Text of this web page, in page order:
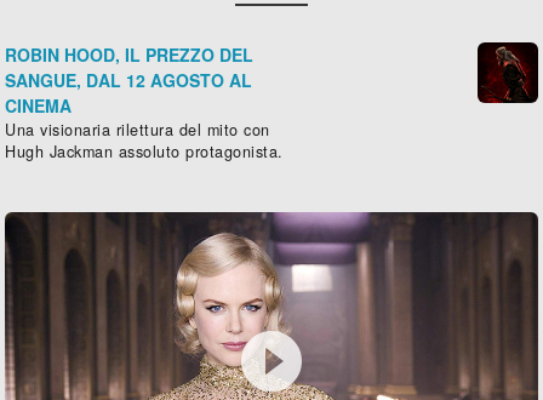
ROBIN HOOD, IL PREZZO DEL
SANGUE, DAL 12 AGOSTO AL
CINEMA
Una visionaria rilettura del mito con
Hugh Jackman assoluto protagonista.
